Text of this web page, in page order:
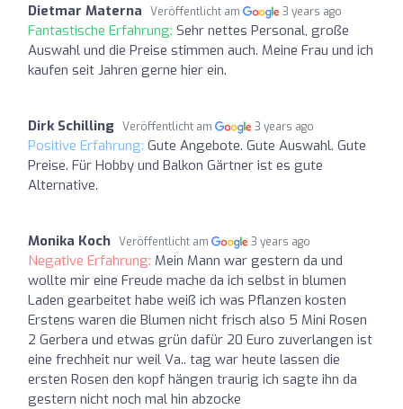
Dietmar Materna Veröffentlicht am 3 years ago
Fantastische Erfahrung: Sehr nettes Personal, große
Auswahl und die Preise stimmen auch. Meine Frau und ich
kaufen seit Jahren gerne hier ein.
Dirk Schilling Veröffentlicht am 3 years ago
Positive Erfahrung: Gute Angebote. Gute Auswahl. Gute
Preise. Für Hobby und Balkon Gärtner ist es gute
Alternative.
Monika Koch Veröffentlicht am 3 years ago
Negative Erfahrung: Mein Mann war gestern da und
wollte mir eine Freude mache da ich selbst in blumen
Laden gearbeitet habe weiß ich was Pflanzen kosten
Erstens waren die Blumen nicht frisch also 5 Mini Rosen
2 Gerbera und etwas grün dafür 20 Euro zuverlangen ist
eine frechheit nur weil Va.. tag war heute lassen die
ersten Rosen den kopf hängen traurig ich sagte ihn da
gestern nicht noch mal hin abzocke